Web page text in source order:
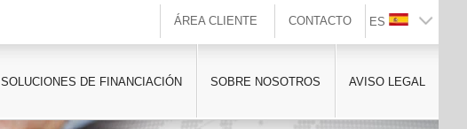
ÁREA CLIENTE CONTACTO ES
SOLUCIONES DE FINANCIACIÓN SOBRE NOSOTROS AVISO LEGAL